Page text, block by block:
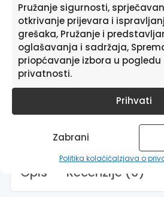
Pružanje sigurnosti,
otkrivanje prijevara i
grešaka, Pružanje i
oglašavanja i sadržaja,
priopćavanje izbora u pogledu
privatnosti.
Prihvati
Zabrani
Politika kolačićaIzjava o
Antonija
Alphabet
-
Large
-
Opis Recenzije (0)